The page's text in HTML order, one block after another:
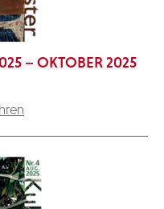
– OKTOBER 2025